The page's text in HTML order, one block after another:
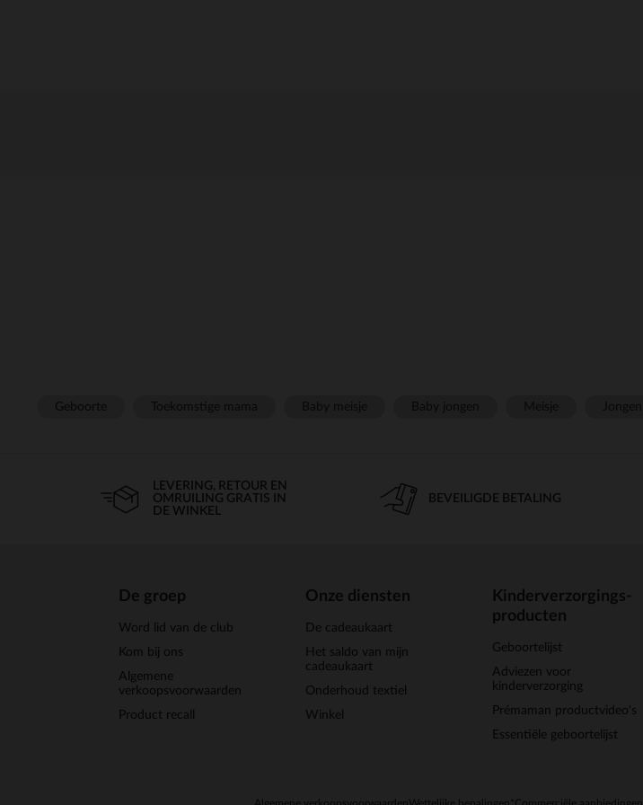
LEVERING, RETOUR EN
OMRUILING GRATIS IN
DE WINKEL
BEVEILIGDE BETALING
De groep
Word lid van de club
Kom bij ons
Algemene
verkoopsvoorwaarden
Product recall
Onze diensten
De cadeaukaart
Het saldo van mijn
cadeaukaart
Onderhoud textiel
Winkel
Kinderverzorgings-
producten
Geboortelijst
Adviezen voor
kinderverzorging
Prémaman productvideo's
Essentiële geboortelijst